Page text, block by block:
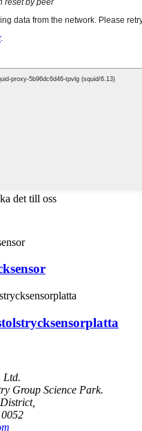
det till oss
Ltd.
Group Science Park.